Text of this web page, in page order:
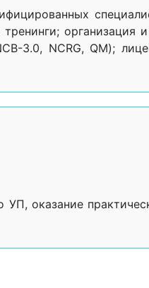
3.0, NCRG, QM);
УП, оказание